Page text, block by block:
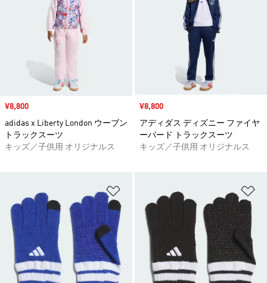
セール価格
¥8,800
adidas x Liberty London ウーブン
トラックスーツ
キッズ／子供用 オリジナルス
セール価格
¥8,800
アディダス ディズニー ファイヤ
ーバード トラックスーツ
キッズ／子供用 オリジナルス